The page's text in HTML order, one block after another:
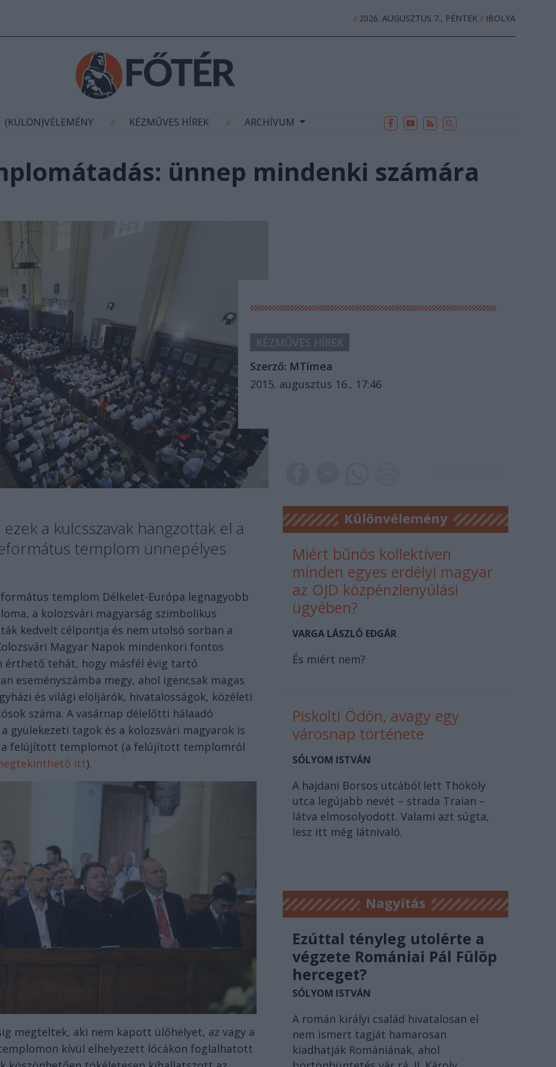
//2026. AUGUSZTUS 7., PÉNTEK //IBOLYA
ARCHÍVUM
(KÜLÖN)VÉLEMÉNY // KÉZMŰVES HÍREK // ARCHÍVUM
ünnep mindenki számára
KÉZMŰVES HÍREK
Szerző: MTímea
2015. augusztus 16., 17:46
a kulcsszavak hangzottak el a
templom ünnepélyes
templom Délkelet-Európa legnagyobb
a kolozsvári magyarság szimbolikus
kedvelt célpontja és nem utolsó sorban a
Magyar Napok mindenkori fontos
érthető tehát, hogy másfél évig tartó
eseményszámba megy, ahol igencsak magas
és világi elöljárók, hivatalosságok, közéleti
száma. A vasárnap délelőtti hálaadó
gyülekezeti tagok és a kolozsvári magyarok is
a felújított templomot (a felújított templomról
itt).
megteltek, aki nem kapott ülőhelyet, az vagy a
kívül elhelyezett lócákon foglalhatott
Különvélemény
Miért bűnös kollektíven
minden egyes erdélyi magyar
az OJD közpénzlenyúlási
ügyében?
VARGA LÁSZLÓ EDGÁR
És miért nem?
Piskolti Ödön, avagy egy
városnap története
SÓLYOM ISTVÁN
A hajdani Borsos utcából lett Thököly
utca legújabb nevét – strada Traian –
látva elmosolyodott. Valami azt súgta,
lesz itt még látnivaló.
Nagyítás
Ezúttal tényleg utolérte a
végzete Romániai Pál Fülöp
herceget?
SÓLYOM ISTVÁN
A román királyi család hivatalosan el
nem ismert tagját hamarosan
kiadhatják Romániának, ahol